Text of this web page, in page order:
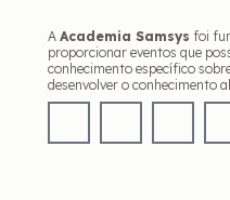
A Academia Samsys foi
proporcionar eventos que
conhecimento específico
desenvolver o conhecimento